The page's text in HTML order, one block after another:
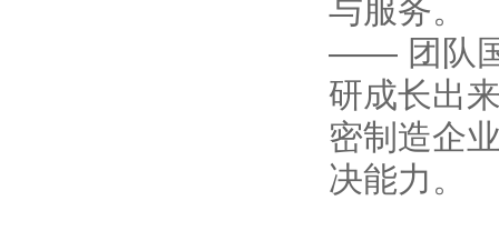
与服务。
—— 团队国
研成长出
密制造企
决能力。